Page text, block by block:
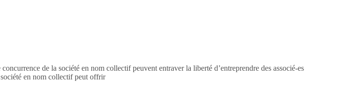
de la société en nom collectif peuvent entraver la liberté d’entreprendre des associé-es
en nom collectif peut offrir